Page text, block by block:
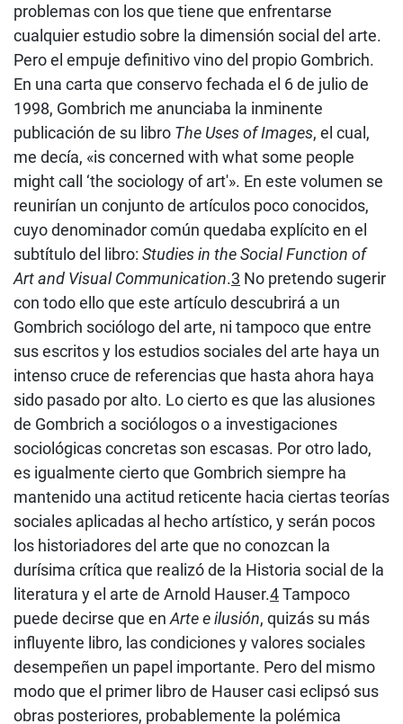
problemas con los que tiene que enfrentarse
cualquier estudio sobre la dimensión social del arte.
Pero el empuje definitivo vino del propio Gombrich.
En una carta que conservo fechada el 6 de julio de
1998, Gombrich me anunciaba la inminente
publicación de su libro The Uses of Images, el cual,
me decía, «is concerned with what some people
might call ‘the sociology of art'». En este volumen se
reunirían un conjunto de artículos poco conocidos,
cuyo denominador común quedaba explícito en el
subtítulo del libro: Studies in the Social Function of
Art and Visual Communication.3 No pretendo sugerir
con todo ello que este artículo descubrirá a un
Gombrich sociólogo del arte, ni tampoco que entre
sus escritos y los estudios sociales del arte haya un
intenso cruce de referencias que hasta ahora haya
sido pasado por alto. Lo cierto es que las alusiones
de Gombrich a sociólogos o a investigaciones
sociológicas concretas son escasas. Por otro lado,
es igualmente cierto que Gombrich siempre ha
mantenido una actitud reticente hacia ciertas teorías
sociales aplicadas al hecho artístico, y serán pocos
los historiadores del arte que no conozcan la
durísima crítica que realizó de la Historia social de la
literatura y el arte de Arnold Hauser.4Tampoco
puede decirse que en Arte e ilusión, quizás su más
influyente libro, las condiciones y valores sociales
desempeñen un papel importante. Pero del mismo
modo que el primer libro de Hauser casi eclipsó sus
obras posteriores, probablemente la polémica